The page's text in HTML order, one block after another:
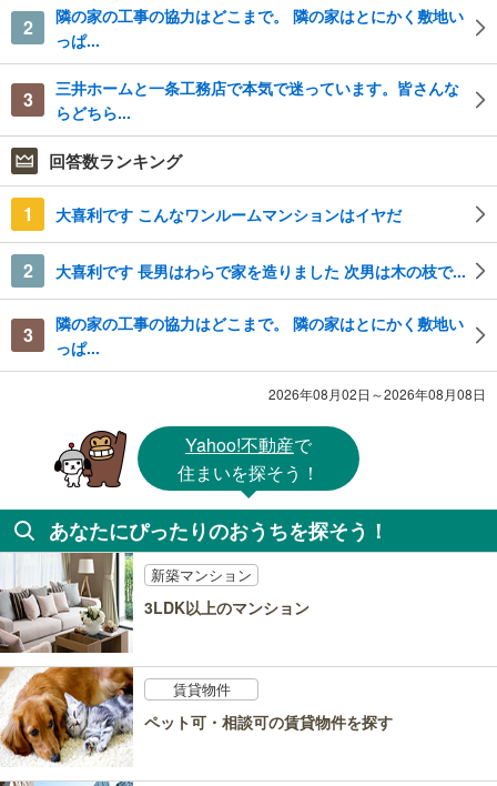
2
隣の家の工事の協力はどこまで。 隣の家はとにかく敷地い
っぱ...
3
三井ホームと一条工務店で本気で迷っています。皆さんな
らどちら...
回答数ランキング
1 大喜利です こんなワンルームマンションはイヤだ
2 大喜利です 長男はわらで家を造りました 次男は木の枝で...
3
隣の家の工事の協力はどこまで。 隣の家はとにかく敷地い
っぱ...
2026年08月02日～2026年08月08日
Yahoo!不動産で
住まいを探そう！
あなたにぴったりのおうちを探そう！
新築マンション
3LDK以上のマンション
賃貸物件
ペット可・相談可の賃貸物件を探す